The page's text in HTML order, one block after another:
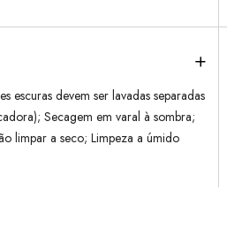
escuras devem ser lavadas separadas
Secagem em varal à sombra;
limpar a seco; Limpeza a úmido